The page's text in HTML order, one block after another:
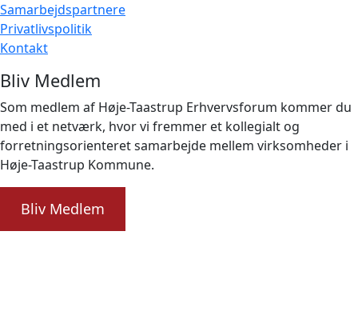
Samarbejdspartnere
Privatlivspolitik
Kontakt
Bliv Medlem
Som medlem af Høje-Taastrup Erhvervsforum kommer du
med i et netværk, hvor vi fremmer et kollegialt og
forretningsorienteret samarbejde mellem virksomheder i
Høje-Taastrup Kommune.
Bliv Medlem